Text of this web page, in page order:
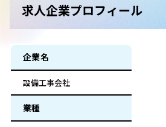
求人企業プロフィール
企業名
設備工事会社
業種